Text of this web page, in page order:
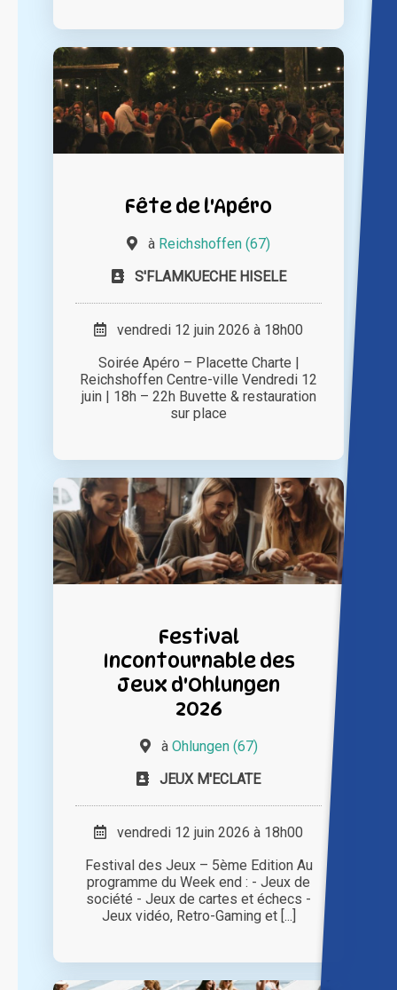
Fête de l'Apéro
à Reichshoffen (67)
S'FLAMKUECHE HISELE
vendredi 12 juin 2026 à 18h00
Soirée Apéro – Placette Charte |
Reichshoffen Centre-ville Vendredi 12
juin | 18h – 22h Buvette & restauration
sur place
Festival
Incontournable des
Jeux d'Ohlungen
2026
à Ohlungen (67)
JEUX M'ECLATE
vendredi 12 juin 2026 à 18h00
Festival des Jeux – 5ème Edition Au
programme du Week end : - Jeux de
société - Jeux de cartes et échecs -
Jeux vidéo, Retro-Gaming et [...]